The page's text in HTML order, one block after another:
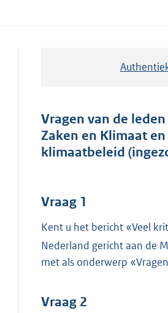
Vragen van de
Zaken en Klimaat
klimaatbeleid
Vraag 1
Kent u het bericht «Veel
Nederland gericht aan de
met als onderwerp
Vraag 2